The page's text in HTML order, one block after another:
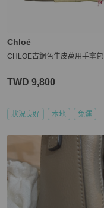
Chloé
CHLOE古銅色牛皮萬用手拿包
TWD 9,800
狀況良好 本地 免運